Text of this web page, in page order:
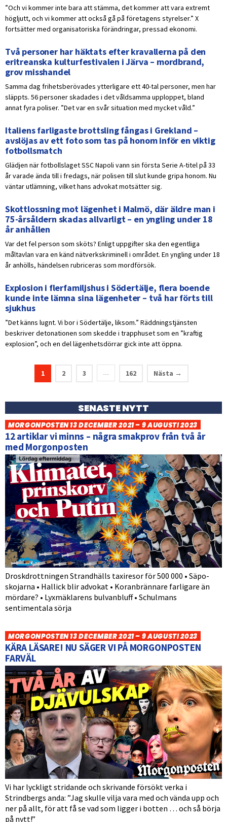
”Och vi kommer inte bara att stämma, det kommer att vara extremt
högljutt, och vi kommer att också gå på företagens styrelser.” X
fortsätter med organisatoriska förändringar, pressad ekonomi.
Två personer har häktats efter kravallerna på den
eritreanska kulturfestivalen i Järva – mordbrand,
grov misshandel
Samma dag frihetsberövades ytterligare ett 40-tal personer, men har
släppts. 56 personer skadades i det våldsamma upploppet, bland
annat fyra poliser. ”Det var en svår situation med mycket våld.”
Italiens farligaste brottsling fångas i Grekland –
avslöjas av ett foto som tas på honom inför en viktig
fotbollsmatch
Glädjen när fotbollslaget SSC Napoli vann sin första Serie A-titel på 33
år varade ända till i fredags, när polisen till slut kunde gripa honom. Nu
väntar utlämning, vilket hans advokat motsätter sig.
Skottlossning mot lägenhet i Malmö, där äldre man i
75-årsåldern skadas allvarligt – en yngling under 18
år anhållen
Var det fel person som sköts? Enligt uppgifter ska den egentliga
måltavlan vara en känd nätverkskriminell i området. En yngling under 18
år anhölls, händelsen rubriceras som mordförsök.
Explosion i flerfamiljshus i Södertälje, flera boende
kunde inte lämna sina lägenheter – två har förts till
sjukhus
”Det känns lugnt. Vi bor i Södertälje, liksom.” Räddningstjänsten
beskriver detonationen som skedde i trapphuset som en ”kraftig
explosion”, och en del lägenhetsdörrar gick inte att öppna.
1 2 3 … 162 Nästa →
SENASTE NYTT
MORGONPOSTEN 13 DECEMBER 2021 – 9 AUGUSTI 2023
12 artiklar vi minns – några smakprov från två år
med Morgonposten
Droskdrottningen Strandhälls taxiresor för 500 000 • Säpo-
skojarna • Hallick blir advokat • Koranbrännare farligare än
mördare? • Lyxmäklarens bulvanbluff • Schulmans
sentimentala sörja
MORGONPOSTEN 13 DECEMBER 2021 – 9 AUGUSTI 2023
KÄRA LÄSARE! NU SÄGER VI PÅ MORGONPOSTEN
FARVÄL
Vi har lyckligt stridande och skrivande försökt verka i
Strindbergs anda: ”Jag skulle vilja vara med och vända upp och
ner på allt, för att få se vad som ligger i botten … och så börja
på nytt!”